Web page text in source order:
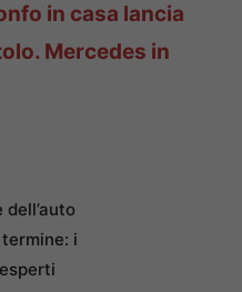
in casa lancia
Mercedes in
i